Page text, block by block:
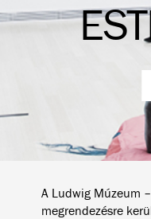
A Ludwig Múzeum
megrendezésre